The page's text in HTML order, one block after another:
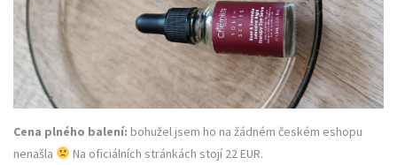
Cena plného balení: bohužel jsem ho na žádném českém eshopu
nenašla
Na oficiálních stránkách stojí 22 EUR.